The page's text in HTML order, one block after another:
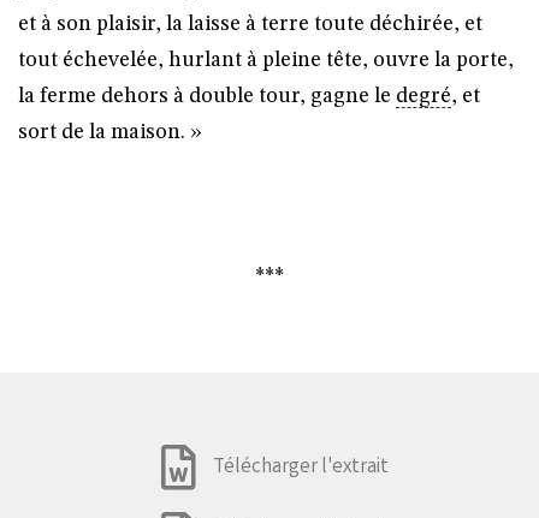
et à son plaisir, la laisse à terre toute déchirée, et
tout échevelée, hurlant à pleine tête, ouvre la porte,
la ferme dehors à double tour, gagne le degré, et
sort de la maison. »
***
Télécharger l'extrait